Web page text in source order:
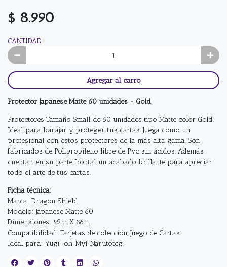
$ 8.990
CANTIDAD
Agregar al carro
Protector Japanese Matte 60 unidades - Gold
Protectores Tamaño Small de 60 unidades tipo Matte color Gold.
Ideal para barajar y proteger tus cartas. Juega como un
profesional con estos protectores de la más alta gama. Son
fabricados de Polipropileno libre de Pvc, sin ácidos. Además
cuentan en su parte frontal un acabado brillante para apreciar
todo el arte de tus cartas.
Ficha técnica:
Marca: Dragon Shield
Modelo: Japanese Matte 60
Dimensiones: 59m X 86m
Compatibilidad: Tarjetas de colección, Juego de Cartas.
Ideal para: Yugi-oh, Myl, Narutotcg.